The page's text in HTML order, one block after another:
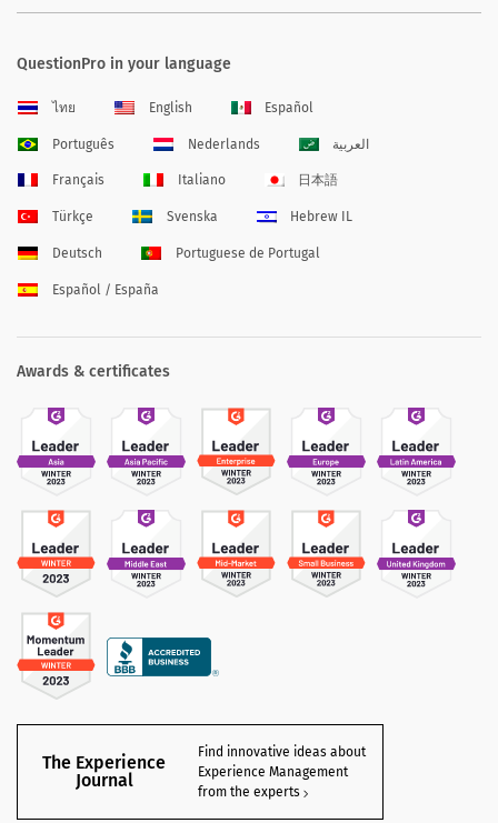
QuestionPro in your language
ไทย English Español
Português Nederlands العربية
Français Italiano 日本語
Türkçe Svenska Hebrew IL
Deutsch Portuguese de Portugal
Español / España
Awards & certificates
The Experience
Journal
Find innovative ideas about
Experience Management
from the experts